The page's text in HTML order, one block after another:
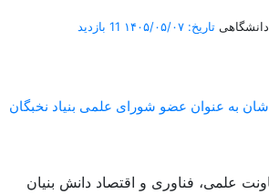
تاریخ: ۱۴۰۵/۰۵/۰۷ 11 بازدید
به عنوان عضو شورای علمی بنیاد نخبگان
علمی، فناوری و اقتصاد دانش بنیان